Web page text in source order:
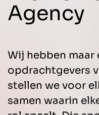
Agency
Wij hebben maar
opdrachtgevers
stellen we voor
samen waarin